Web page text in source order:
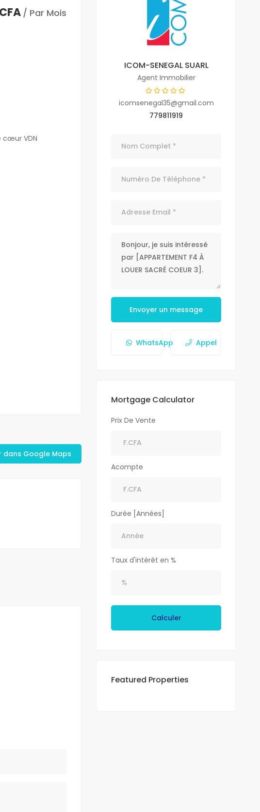
/ Par Mois
cœur VDN
dans Google Maps
ICOM-SENEGAL SUARL
Agent Immobilier
icomsenegal35@gmail.com
779811919
Envoyer un message
WhatsApp Appel
Mortgage Calculator
Prix De Vente
Acompte
Durée [Années]
Taux d'intérêt en %
Calculer
Featured Properties